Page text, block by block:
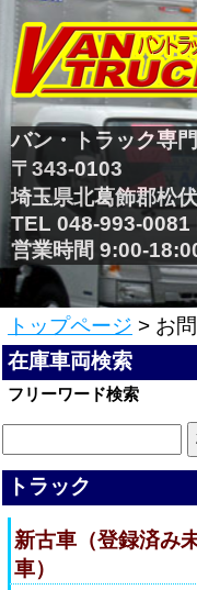
バン・トラック専
〒343-0103
埼玉県北葛飾郡松
TEL 048-993-0081
営業時間 9:00-
トップページ > お
在庫車両検索
フリーワード検索
トラック
新古車（登録済み
車）